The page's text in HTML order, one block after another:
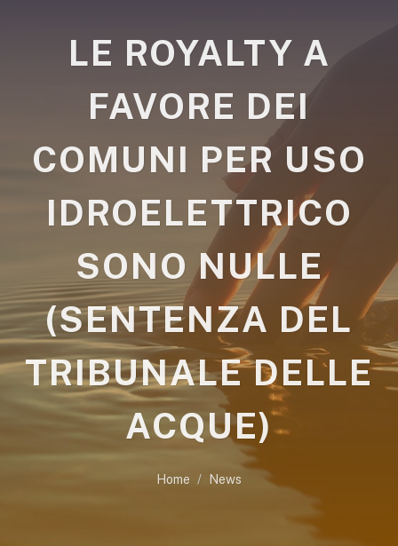
LE ROYALTY A
FAVORE DEI
COMUNI PER USO
IDROELETTRICO
SONO NULLE
(SENTENZA DEL
TRIBUNALE DELLE
ACQUE)
Home News